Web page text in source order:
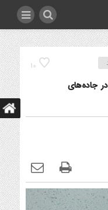
10
جاده‌های